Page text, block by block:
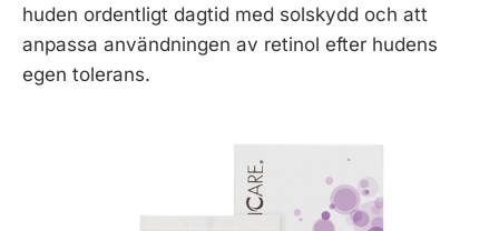
huden ordentligt dagtid med solskydd och att
anpassa användningen av retinol efter hudens
egen tolerans.